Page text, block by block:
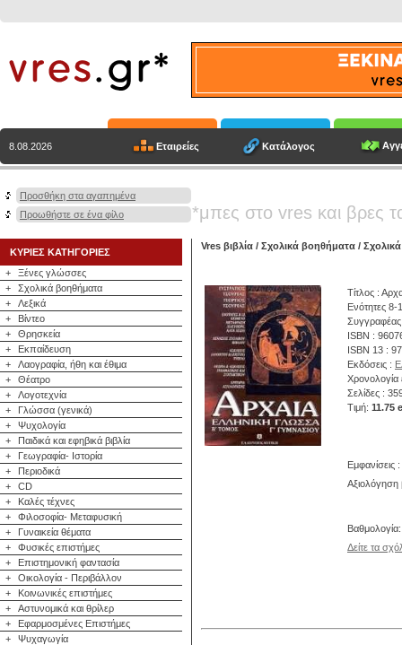
8.08.2026 Εταιρείες Κατάλογος
Προσθήκη στα αγαπημένα
Προωθήστε σε ένα φίλο
*μπες στο vres και βρες
ΚΥΡΙΕΣ ΚΑΤΗΓΟΡΙΕΣ
+
Ξένες γλώσσες
+
Σχολικά βοηθήματα
+
Λεξικά
+
Βίντεο
+
Θρησκεία
+
Εκπαίδευση
+
Λαογραφία, ήθη και έθιμα
+
Θέατρο
+
Λογοτεχνία
+
Γλώσσα (γενικά)
+
Ψυχολογία
+
Παιδικά και εφηβικά βιβλία
+
Γεωγραφία- Ιστορία
+
Περιοδικά
+
CD
+
Καλές τέχνες
+
Φιλοσοφία- Μεταφυσική
+
Γυναικεία θέματα
+
Φυσικές επιστήμες
+
Επιστημονική φαντασία
+
Οικολογία - Περιβάλλον
+
Κοινωνικές επιστήμες
+
Αστυνομικά και θρίλερ
+
Εφαρμοσμένες Επιστήμες
+
Ψυχαγωγία
Vres βιβλία / Σχολικά βοηθήματα /
Τίτλος :
Ενότητες 8-
ISBN :
ISBN 13 :
Εκδόσεις :
Σελίδες :
Τιμή: 11.75
Εμφανίσεις
Αξιολόγηση
Δείτε τα